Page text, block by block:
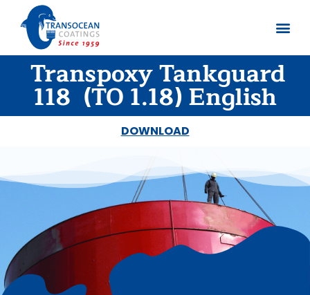
Transpoxy Tankguard
118 (TO 1.18) English
DOWNLOAD